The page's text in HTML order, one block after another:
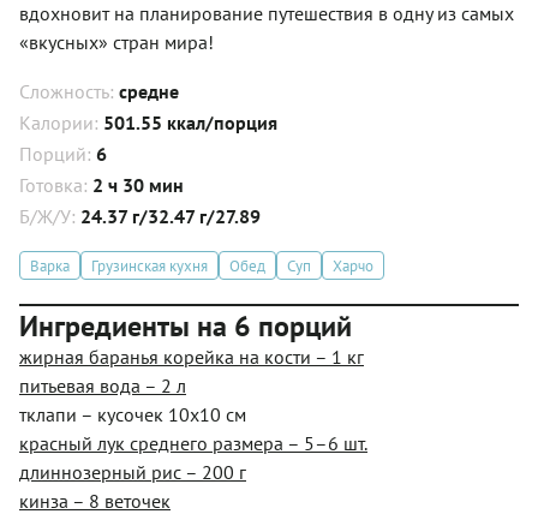
вдохновит на планирование путешествия в одну из самых
«вкусных» стран мира!
Сложность: средне
Калории: 501.55 ккал/порция
Порций: 6
Готовка: 2 ч 30 мин
Б/Ж/У: 24.37 г/32.47 г/27.89
Варка Грузинская кухня Обед Суп Харчо
Ингредиенты на 6 порций
жирная баранья корейка на кости – 1 кг
питьевая вода – 2 л
тклапи – кусочек 10х10 см
красный лук среднего размера – 5–6 шт.
длиннозерный рис – 200 г
кинза – 8 веточек